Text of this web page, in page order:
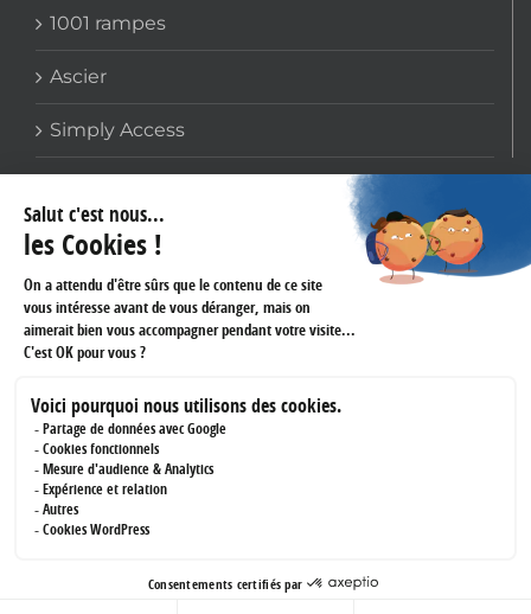
1001 rampes
Ascier
Simply Access
COORDONNÉES
159 avenue Gallieni
93170 BAGNOLET
Téléphone :01 60 43 61 45
RÉSEAUX SOCIAUX